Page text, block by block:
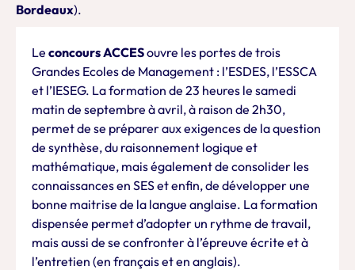
Bordeaux).
Le concours ACCESouvre les portes de trois
Grandes Ecoles de Management : l’ESDES, l’ESSCA
et l’IESEG. La formation de 23 heures le samedi
matin de septembre à avril, à raison de 2h30,
permet de se préparer aux exigences de la question
de synthèse, du raisonnement logique et
mathématique, mais également de consolider les
connaissances en SES et enfin, de développer une
bonne maitrise de la langue anglaise. La formation
dispensée permet d’adopter un rythme de travail,
mais aussi de se confronter à l’épreuve écrite et à
l’entretien (en français et en anglais).